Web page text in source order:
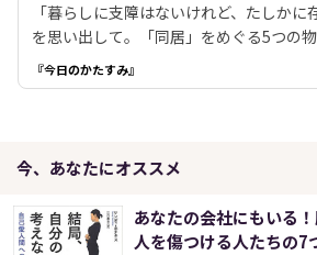
「暮らしに支障はないけれど、たしかに
を思い出して。「同居」をめぐる5つの物
『今日のかたすみ』
今、あなたにオススメ
あなたの会社にもいる
人を傷つける人たちの7